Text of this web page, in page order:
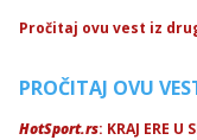
Pročitaj ovu vest iz
PROČITAJ OVU
HotSport.rs: KRAJ ERE